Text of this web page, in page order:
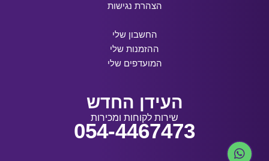
הצהרת נגישות
החשבון שלי
ההזמנות שלי
המועדפים שלי
העידן החדש
שירות לקוחות ומכירות
054-4467473